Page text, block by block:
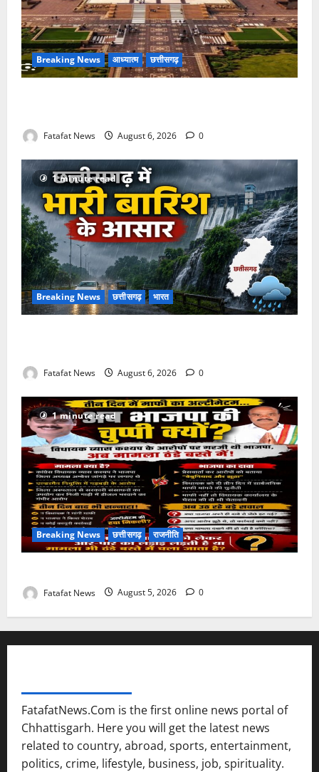
Breaking News आध्यात्म छत्तीसगढ़
Fatafat News August 6, 2026 0
1 minute read
Breaking News छत्तीसगढ़ भारत
Fatafat News August 6, 2026 0
1 minute read
Breaking News छत्तीसगढ़ राजनीति
Fatafat News August 5, 2026 0
FatafatNews.Com is the first online news portal of
Chhattisgarh. Here you will get the latest news
related to country, abroad, sports, entertainment,
politics, crime, lifestyle, business, job, spirituality.